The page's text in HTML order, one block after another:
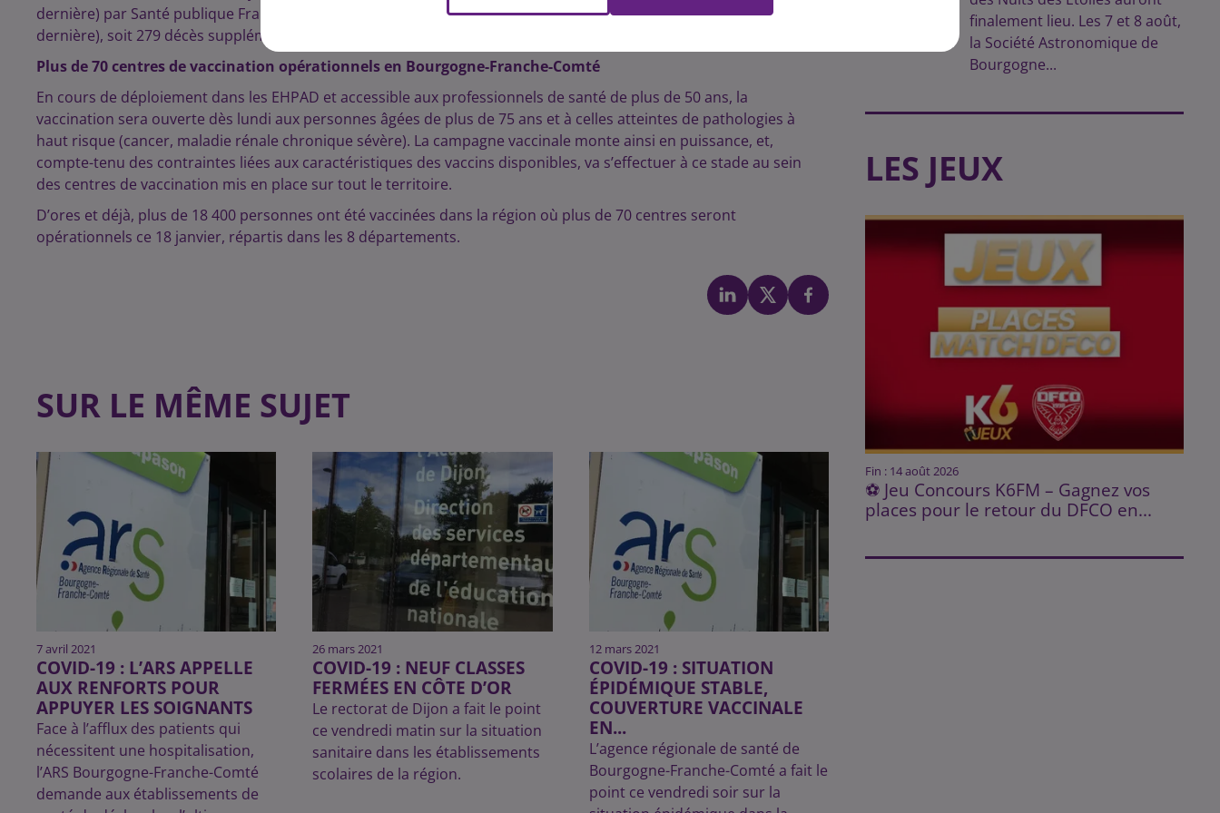
dernière) par Santé publique France, 1 741 dans les établissements médico-sociaux de la région (1 600 la semaine
dernière), soit 279 décès supplémentaires sur la dernière période de 7 jours.
Plus de 70 centres de vaccination opérationnels en Bourgogne-Franche-Comté
En cours de déploiement dans les EHPAD et accessible aux professionnels de santé de plus de 50 ans, la
vaccination sera ouverte dès lundi aux personnes âgées de plus de 75 ans et à celles atteintes de pathologies à
haut risque (cancer, maladie rénale chronique sévère). La campagne vaccinale monte ainsi en puissance, et,
compte-tenu des contraintes liées aux caractéristiques des vaccins disponibles, va s’effectuer à ce stade au sein
des centres de vaccination mis en place sur tout le territoire.
D’ores et déjà, plus de 18 400 personnes ont été vaccinées dans la région où plus de 70 centres seront
opérationnels ce 18 janvier, répartis dans les 8 départements.
SUR LE MÊME SUJET
7 avril 2021
COVID-19 : L’ARS APPELLE
AUX RENFORTS POUR
APPUYER LES SOIGNANTS
Face à l’afflux des patients qui
nécessitent une hospitalisation,
l’ARS Bourgogne-Franche-Comté
demande aux établissements de
26 mars 2021
COVID-19 : NEUF CLASSES
FERMÉES EN CÔTE D’OR
Le rectorat de Dijon a fait le point
ce vendredi matin sur la situation
sanitaire dans les établissements
scolaires de la région.
12 mars 2021
COVID-19 : SITUATION
ÉPIDÉMIQUE STABLE,
COUVERTURE VACCINALE
EN...
L’agence régionale de santé de
Bourgogne-Franche-Comté a fait le
point ce vendredi soir sur la
finalement lieu. Les 7 et 8 août,
la Société Astronomique de
Bourgogne...
LES JEUX
Fin : 14 août 2026
⚽ Jeu Concours K6FM – Gagnez vos
places pour le retour du DFCO en...